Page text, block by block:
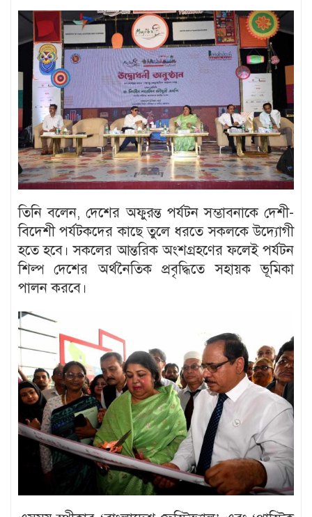
তিনি বলেন, দেশের অফুরন্ত পর্যটন সম্ভাবনাকে দেশী-
বিদেশী পর্যটকদের কাছে তুলে ধরতে সকলকে উদ্যোগী
হতে হবে। সকলের আন্তরিক অংশগ্রহণের ফলেই পর্যটন
শিল্প দেশের অর্থনৈতিক প্রবৃদ্ধিতে সহায়ক ভূমিকা
পালন করবে।